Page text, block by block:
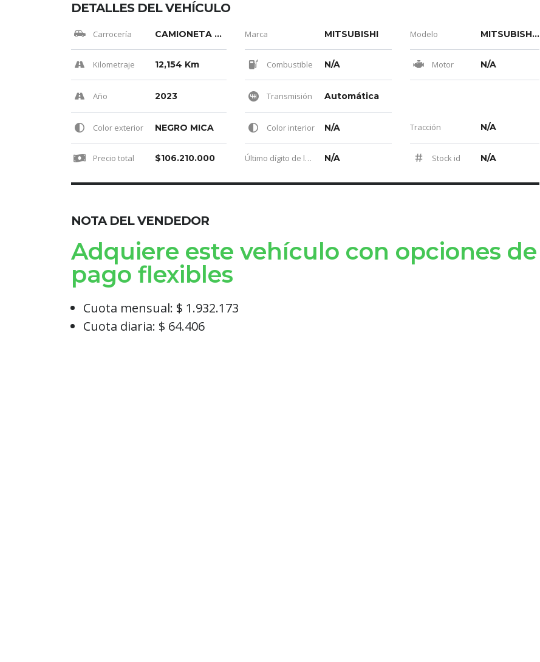
DETALLES DEL VEHÍCULO
Carrocería CAMIONETA PASAJ. Marca MITSUBISHI Modelo MITSUBISHI XPANDER1.5LAT 1500CC 4X2 2AB ABS
Kilometraje 12,154 Km Combustible N/A Motor N/A
Año 2023 Transmisión Automática
Color exterior NEGRO MICA Color interior N/A Tracción N/A
Precio total $106.210.000 Último dígito de la placa N/A Stock id N/A
NOTA DEL VENDEDOR
Adquiere este vehículo con opciones de
pago flexibles
Cuota mensual: $ 1.932.173
Cuota diaria: $ 64.406